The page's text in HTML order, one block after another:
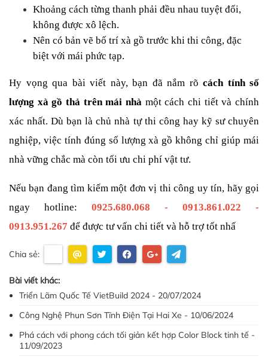
Khoảng cách từng thanh phải đều nhau tuyệt đối,
không được xô lệch.
Nên có bản vẽ bố trí xà gồ trước khi thi công, đặc
biệt với mái phức tạp.
Hy vọng qua bài viết này, bạn đã nắm rõ cách tính số
lượng xà gồ thả trên mái nhà một cách chi tiết và chính
xác nhất. Dù bạn là chủ nhà tự thi công hay kỹ sư chuyên
nghiệp, việc tính đúng số lượng xà gồ không chỉ giúp mái
nhà vững chắc mà còn tối ưu chi phí vật tư.
Nếu bạn đang tìm kiếm một đơn vị thi công uy tín, hãy gọi
ngay hotline: 0925.680.068 - 0913.861.022 -
0913.951.267 để được tư vấn chi tiết và hỗ trợ tốt nhấ
Chia sẻ:
Bài viết khác:
Triển Lãm Quốc Tế VietBuild 2024 - 20/07/2024
Công Nghệ Phun Sơn Tĩnh Điện Tại Hai Xe - 10/06/2024
Phá cách với phong cách tối giản kết hợp Color Block tinh tế -
11/09/2023